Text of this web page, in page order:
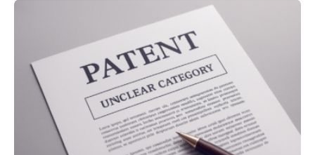
Rückenschmerzen denken und welche Erfahrungen sie
damit gemacht haben, kann entscheidend
beeinflussen, wie Schmerzen verlaufen und welche
Therapien wirken. Diese individuellen Überzeugungen
stehen im Mittelpunkt einer aktuellen Studie der
Hochschule Bochum. Im Rahmen des
Promotionsprojekts „BACKCamPAIN“ führt die
Doktorandin Deborah Jost (Hochschule Bochum,
Promotionskolleg NRW) derzeit eine Online-Umfrage